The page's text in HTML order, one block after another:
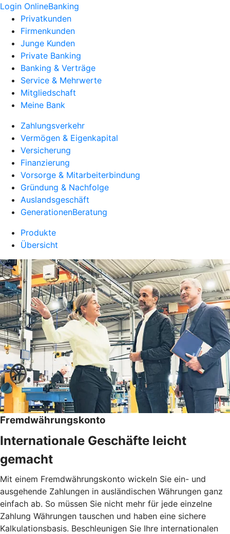
Login OnlineBanking
Privatkunden
Firmenkunden
Junge Kunden
Private Banking
Banking & Verträge
Service & Mehrwerte
Mitgliedschaft
Meine Bank
Zahlungsverkehr
Vermögen & Eigenkapital
Versicherung
Finanzierung
Vorsorge & Mitarbeiterbindung
Gründung & Nachfolge
Auslandsgeschäft
GenerationenBeratung
Produkte
Übersicht
Fremdwährungskonto
Internationale Geschäfte leicht
gemacht
Mit einem Fremdwährungskonto wickeln Sie ein- und
ausgehende Zahlungen in ausländischen Währungen ganz
einfach ab. So müssen Sie nicht mehr für jede einzelne
Zahlung Währungen tauschen und haben eine sichere
Kalkulationsbasis. Beschleunigen Sie Ihre internationalen